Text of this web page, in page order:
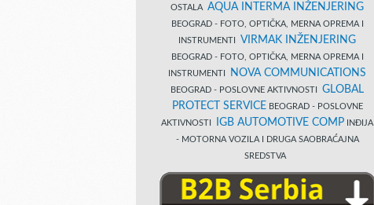
OSTALA AQUA INTERMA INŽENJERING
BEOGRAD - FOTO, OPTIČKA, MERNA OPREMA I
INSTRUMENTI VIRMAK INŽENJERING
BEOGRAD - FOTO, OPTIČKA, MERNA OPREMA I
INSTRUMENTI
NOVA COMMUNICATIONS
BEOGRAD - POSLOVNE AKTIVNOSTI GLOBAL
PROTECT SERVICE BEOGRAD - POSLOVNE
AKTIVNOSTI
IGB AUTOMOTIVE COMP INĐIJA
- MOTORNA VOZILA I DRUGA SAOBRAĆAJNA
SREDSTVA